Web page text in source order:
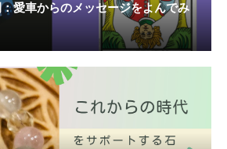
愛車からのメッセージをよんでみ